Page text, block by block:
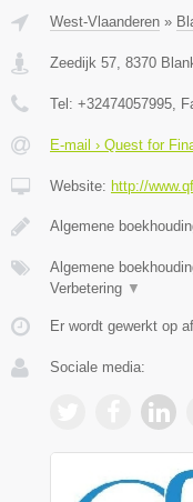
West-Vlaanderen »
Zeedijk 57, 8370
Tel: +32474057995,
E-mail › Quest for
Website: http://
Algemene
Algemene
Verbetering ▼
Er wordt gewerkt op
Sociale media: